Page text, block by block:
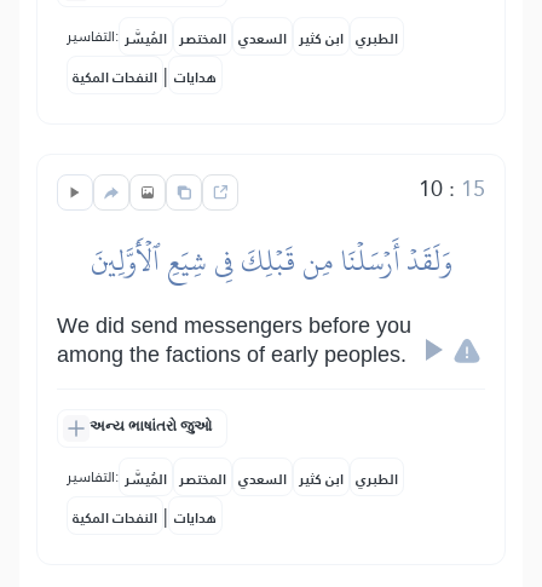
التفاسير: المُيسَّر المختصر السعدي ابن كثير الطبري
النفحات المكية | هدايات
10: 15
وَلَقَدۡ أَرۡسَلۡنَا مِن قَبۡلِكَ فِي شِيَعِ ٱلۡأَوَّلِينَ
We did send messengers before you
among the factions of early peoples.
અન્ય ભાષાંતરો જુઓ
التفاسير: المُيسَّر المختصر السعدي ابن كثير الطبري
النفحات المكية | هدايات